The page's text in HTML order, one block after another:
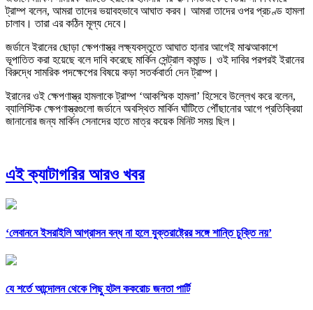
ট্রাম্প বলেন, আমরা তাদের ভয়াবহভাবে আঘাত করব। আমরা তাদের ওপর প্রচণ্ড হামলা
চালাব। তারা এর কঠিন মূল্য দেবে।
জর্ডানে ইরানের ছোড়া ক্ষেপণাস্ত্র লক্ষ্যবস্তুতে আঘাত হানার আগেই মাঝআকাশে
ভূপাতিত করা হয়েছে বলে দাবি করেছে মার্কিন সেন্ট্রাল কমান্ড। ওই দাবির পরপরই ইরানের
বিরুদ্ধে সামরিক পদক্ষেপের বিষয়ে কড়া সতর্কবার্তা দেন ট্রাম্প।
ইরানের ওই ক্ষেপণাস্ত্র হামলাকে ট্রাম্প ‘আকস্মিক হামলা’ হিসেবে উল্লেখ করে বলেন,
ব্যালিস্টিক ক্ষেপণাস্ত্রগুলো জর্ডানে অবস্থিত মার্কিন ঘাঁটিতে পৌঁছানোর আগে প্রতিক্রিয়া
জানানোর জন্য মার্কিন সেনাদের হাতে মাত্র কয়েক মিনিট সময় ছিল।
এই ক্যাটাগরির আরও খবর
‘লেবাননে ইসরাইলি আগ্রাসন বন্ধ না হলে যুক্তরাষ্ট্রের সঙ্গে শান্তি চুক্তি নয়’
যে শর্তে আন্দোলন থেকে পিছু হটল ককরোচ জনতা পার্টি